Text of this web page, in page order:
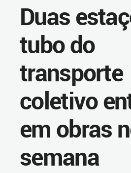
Duas
tubo do
transporte
coletivo
em obras
semana